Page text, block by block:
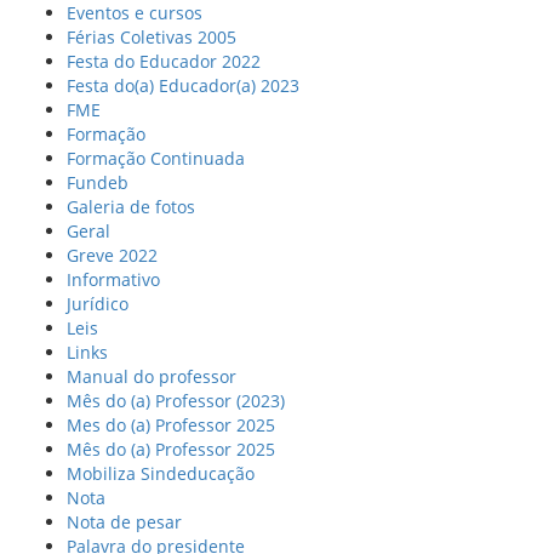
Eventos e cursos
Férias Coletivas 2005
Festa do Educador 2022
Festa do(a) Educador(a) 2023
FME
Formação
Formação Continuada
Fundeb
Galeria de fotos
Geral
Greve 2022
Informativo
Jurídico
Leis
Links
Manual do professor
Mês do (a) Professor (2023)
Mes do (a) Professor 2025
Mês do (a) Professor 2025
Mobiliza Sindeducação
Nota
Nota de pesar
Palavra do presidente